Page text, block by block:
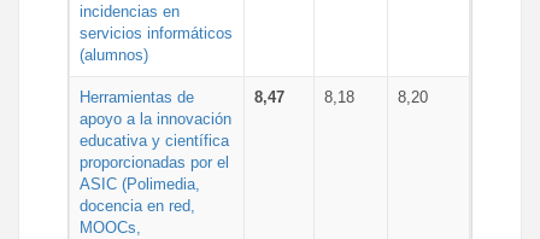
incidencias en
servicios informáticos
(alumnos)
Herramientas de
apoyo a la innovación
educativa y científica
proporcionadas por el
ASIC (Polimedia,
docencia en red,
MOOCs,
8,47 8,18 8,20